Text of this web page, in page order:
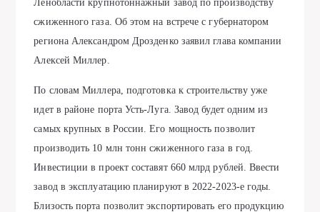
Ленобласти крупнотоннажный завод по производству
сжиженного газа. Об этом на встрече с губернатором
региона Александром Дрозденко заявил глава компании
Алексей Миллер.
По словам Миллера, подготовка к строительству уже
идет в районе порта Усть-Луга. Завод будет одним из
самых крупных в России. Его мощность позволит
производить 10 млн тонн сжиженного газа в год.
Инвестиции в проект составят 660 млрд рублей. Ввести
завод в эксплуатацию планируют в 2022-2023-е годы.
Близость порта позволит экспортировать его продукцию